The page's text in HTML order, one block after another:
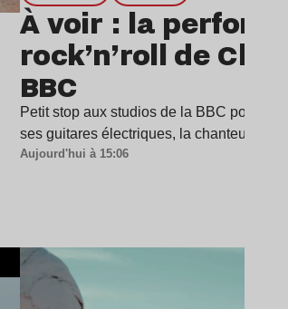
À voir : la
rock’n’roll de
BBC
Petit stop aux studios de la BBC pour
ses guitares électriques, la chanteuse a
Aujourd'hui à 15:06